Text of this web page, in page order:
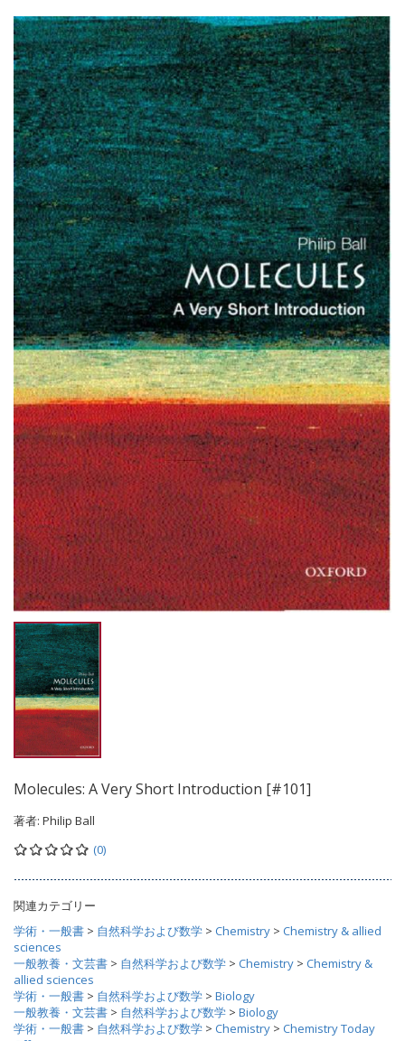
Molecules: A Very Short Introduction [#101]
著者: Philip Ball
(0)
関連カテゴリー
学術・一般書 > 自然科学および数学 > Chemistry > Chemistry & allied
sciences
一般教養・文芸書 > 自然科学および数学 > Chemistry > Chemistry &
allied sciences
学術・一般書 > 自然科学および数学 > Biology
一般教養・文芸書 > 自然科学および数学 > Biology
学術・一般書 > 自然科学および数学 > Chemistry > Chemistry Today